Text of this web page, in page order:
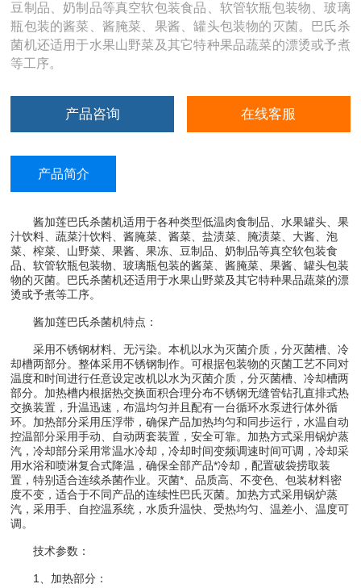
豆制品、奶制品等真空软包装食品、软管软瓶包装物、玻璃
瓶包装的酱菜、酱腌菜、果酱、罐头包装物的灭菌。巴氏杀
菌机还适用于水果山野菜及其它特种果品蔬菜的漂烫或予煮
等工序。
产品咨询 在线客服
产品简介
酱加莲巴氏杀菌机适用于各种类型低温肉食制品、水果罐头、果
汁饮料、蔬菜汁饮料、酱腌菜、酱菜、盐渍菜、腌渍菜、大酱、泡
菜、榨菜、山野菜、果酱、果冻、豆制品、奶制品等真空软包装食
品、软管软瓶包装物、玻璃瓶包装的酱菜、酱腌菜、果酱、罐头包装
物的灭菌。巴氏杀菌机还适用于水果山野菜及其它特种果品蔬菜的漂
烫或予煮等工序。
酱加莲巴氏杀菌机特点：
采用不锈钢材料、无污染。本机以水为灭菌介质，分灭菌槽、冷
却槽两部分。整体采用不锈钢制作。可根据包装物的灭菌工艺不同对
温度和时间进行任意设定改机以水为灭菌介质，分灭菌槽、冷却槽两
部分。加热槽内根据热交换面积合理分布不锈钢无缝管钻孔直排式热
交换装置，升温迅速，布温均匀并且配有一台循环水泵进行体外循
环。加热部分采用压浮带，确保产品加热均匀和同步运行，水温自动
控温部分采用手动、自动两套装置，安全可靠。加热方式采用锅炉蒸
汽，冷却部分采用常温水冷却，冷却时间变频调速时间可调，冷却采
用水浴和喷淋复合式降温，确保全部产品*冷却，配置破袋捞取装
置，特别适合连续杀菌作业。灭菌*、品质高、不变色、包装材料密
度不变，适合于不同产品的连续性巴氏灭菌。加热方式采用锅炉蒸
汽，采用手、自控温系统，水质升温快、受热均匀、温差小、温度可
调。
技术参数：
1、加热部分：